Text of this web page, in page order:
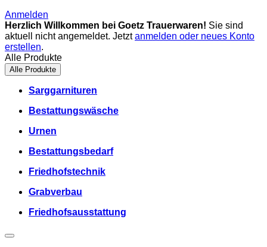
Anmelden
Herzlich Willkommen bei Goetz Trauerwaren! Sie sind
aktuell nicht angemeldet. Jetztanmelden oder neues Konto
erstellen.
Alle Produkte
Alle Produkte
Sarggarnituren
Bestattungswäsche
Urnen
Bestattungsbedarf
Friedhofstechnik
Grabverbau
Friedhofsausstattung